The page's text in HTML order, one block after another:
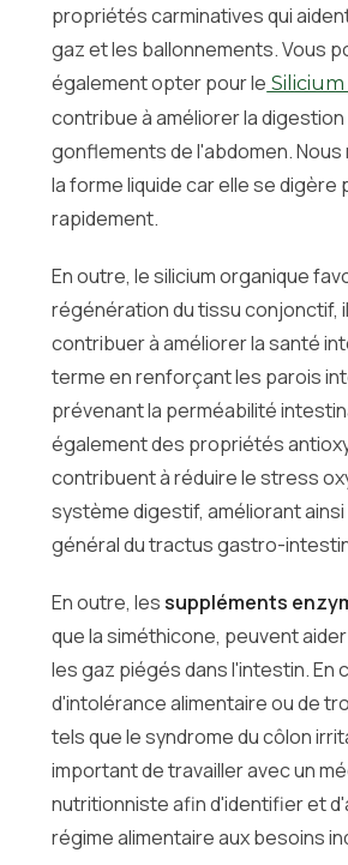
propriétés carminatives qui
gaz et les ballonnements. Vous
également opter pour le
contribue à améliorer la
gonflements de l'abdomen.
la forme liquide car elle se digère
rapidement.
En outre, le silicium organique
régénération du tissu conjonctif,
contribuer à améliorer la santé
terme en renforçant les parois
prévenant la perméabilité
également des propriétés
contribuent à réduire le stress
système digestif, améliorant
général du tractus gastro-
En outre, lessuppléments
que la siméthicone, peuvent
les gaz piégés dans l'intestin. En
d'intolérance alimentaire ou de
tels que le syndrome du côlon
important de travailler avec un
nutritionniste afin d'identifier et
régime alimentaire aux besoins